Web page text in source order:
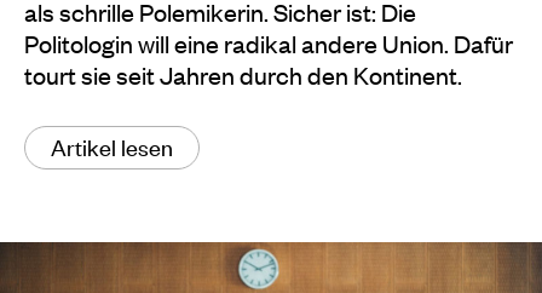
als schrille Polemikerin. Sicher ist: Die
Politologin will eine radikal andere Union. Dafür
tourt sie seit Jahren durch den Kontinent.
Artikel lesen